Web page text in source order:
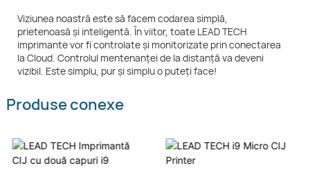
Viziunea noastră este să facem codarea simplă,
prietenoasă și inteligentă. În viitor, toate LEAD TECH
imprimante vor fi controlate și monitorizate prin conectarea
la Cloud. Controlul mentenanței de la distanță va deveni
vizibil. Este simplu, pur și simplu o puteți face!
Produse conexe